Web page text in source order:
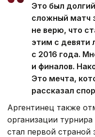
Это был
сложный матч
не верю, что
этим с девяти
с 2016 года.
и финалов.
Это мечта,
рассказал
Аргентинец также
организации
стал первой